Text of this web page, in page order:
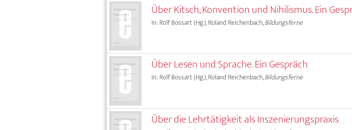
Über Kitsch, Konvention und Nihilismus. Ein
In: Rolf Bossart (Hg.), Roland Reichenbach,Bildungsferne
Über Lesen und Sprache. Ein Gespräch
In: Rolf Bossart (Hg.), Roland Reichenbach,Bildungsferne
Über die Lehrtätigkeit als Inszenierungspraxis